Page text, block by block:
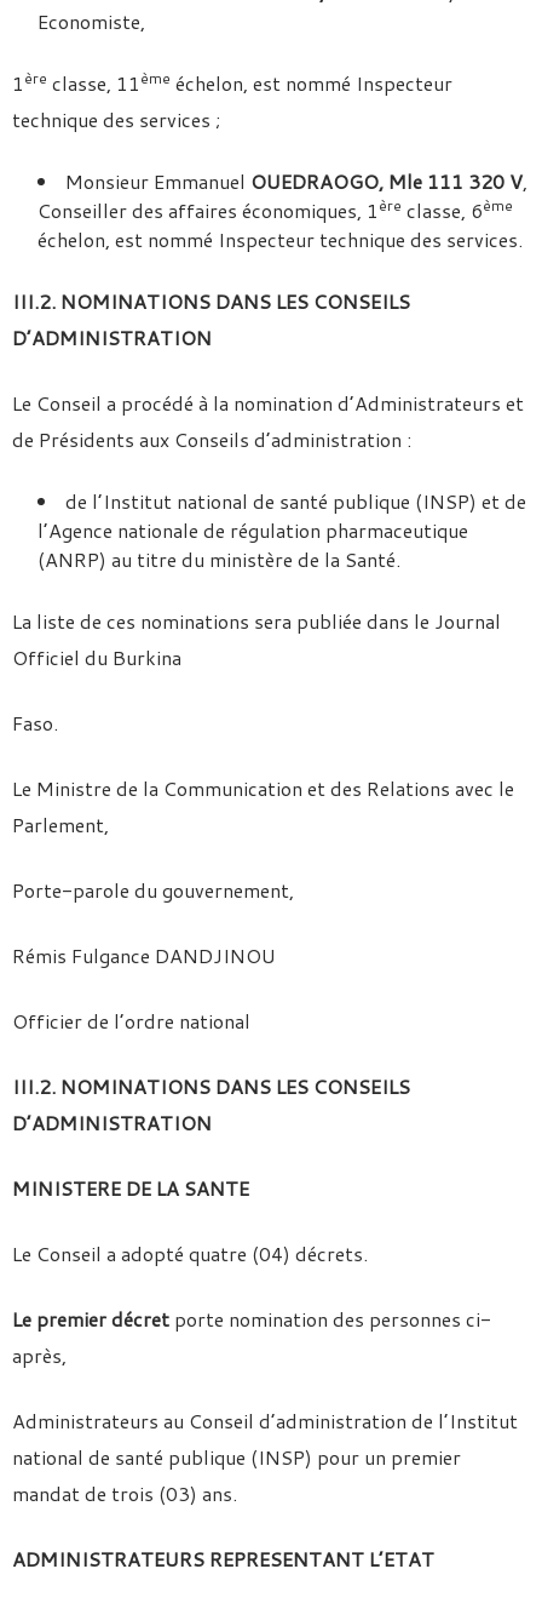
Economiste,
1ère classe, 11ème échelon, est nommé Inspecteur
technique des services ;
Monsieur Emmanuel OUEDRAOGO, Mle 111 320 V,
Conseiller des affaires économiques, 1ère classe, 6ème
échelon, est nommé Inspecteur technique des services.
III.2. NOMINATIONS DANS LES CONSEILS
D’ADMINISTRATION
Le Conseil a procédé à la nomination d’Administrateurs et
de Présidents aux Conseils d’administration :
de l’Institut national de santé publique (INSP) et de
l’Agence nationale de régulation pharmaceutique
(ANRP) au titre du ministère de la Santé.
La liste de ces nominations sera publiée dans le Journal
Officiel du Burkina
Faso.
Le Ministre de la Communication et des Relations avec le
Parlement,
Porte-parole du gouvernement,
Rémis Fulgance DANDJINOU
Officier de l’ordre national
III.2. NOMINATIONS DANS LES CONSEILS
D’ADMINISTRATION
MINISTERE DE LA SANTE
Le Conseil a adopté quatre (04) décrets.
Le premier décret porte nomination des personnes ci-
après,
Administrateurs au Conseil d’administration de l’Institut
national de santé publique (INSP) pour un premier
mandat de trois (03) ans.
ADMINISTRATEURS REPRESENTANT L’ETAT